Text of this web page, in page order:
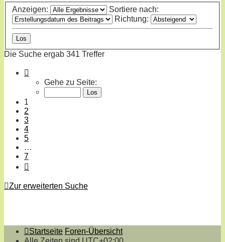
Anzeigen:
Sortiere nach:
Richtung:
Die Suche ergab 341 Treffer
von
Gehe zu Seite:
1
2
3
4
5
…
7
Zur erweiterten Suche
Startseite Foren-Übersicht